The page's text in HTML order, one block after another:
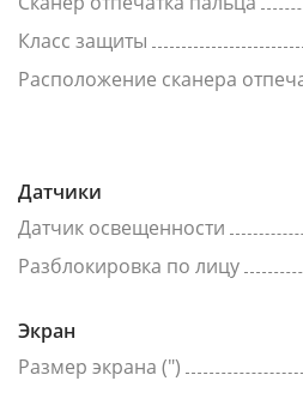
Класс защиты
Расположение сканера
Датчики
Датчик освещенности
Разблокировка по лицу
Экран
Размер экрана (")